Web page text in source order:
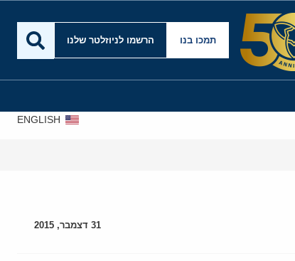
תמכו בנו הרשמו לניוזלטר שלנו
ENGLISH
31 דצמבר, 2015